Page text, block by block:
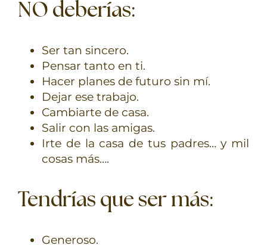
NO deberías:
Ser tan sincero.
Pensar tanto en ti.
Hacer planes de futuro sin mí.
Dejar ese trabajo.
Cambiarte de casa.
Salir con las amigas.
Irte de la casa de tus padres… y mil
cosas más….
Tendrías que ser más:
Generoso.